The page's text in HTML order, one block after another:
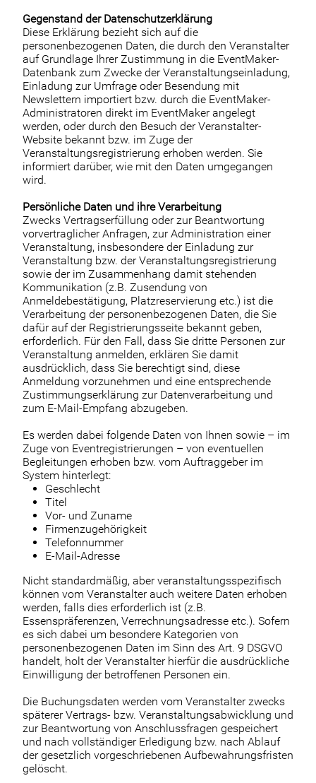
Gegenstand der Datenschutzerklärung
Diese Erklärung bezieht sich auf die
personenbezogenen Daten, die durch den Veranstalter
auf Grundlage Ihrer Zustimmung in die EventMaker-
Datenbank zum Zwecke der Veranstaltungseinladung,
Einladung zur Umfrage oder Besendung mit
Newslettern importiert bzw. durch die EventMaker-
Administratoren direkt im EventMaker angelegt
werden, oder durch den Besuch der Veranstalter-
Website bekannt bzw. im Zuge der
Veranstaltungsregistrierung erhoben werden. Sie
informiert darüber, wie mit den Daten umgegangen
wird.
Persönliche Daten und ihre Verarbeitung
Zwecks Vertragserfüllung oder zur Beantwortung
vorvertraglicher Anfragen, zur Administration einer
Veranstaltung, insbesondere der Einladung zur
Veranstaltung bzw. der Veranstaltungsregistrierung
sowie der im Zusammenhang damit stehenden
Kommunikation (z.B. Zusendung von
Anmeldebestätigung, Platzreservierung etc.) ist die
Verarbeitung der personenbezogenen Daten, die Sie
dafür auf der Registrierungsseite bekannt geben,
erforderlich. Für den Fall, dass Sie dritte Personen zur
Veranstaltung anmelden, erklären Sie damit
ausdrücklich, dass Sie berechtigt sind, diese
Anmeldung vorzunehmen und eine entsprechende
Zustimmungserklärung zur Datenverarbeitung und
zum E-Mail-Empfang abzugeben.
Es werden dabei folgende Daten von Ihnen sowie – im
Zuge von Eventregistrierungen – von eventuellen
Begleitungen erhoben bzw. vom Auftraggeber im
System hinterlegt:
Geschlecht
Titel
Vor- und Zuname
Firmenzugehörigkeit
Telefonnummer
E-Mail-Adresse
Nicht standardmäßig, aber veranstaltungsspezifisch
können vom Veranstalter auch weitere Daten erhoben
werden, falls dies erforderlich ist (z.B.
Essenspräferenzen, Verrechnungsadresse etc.). Sofern
es sich dabei um besondere Kategorien von
personenbezogenen Daten im Sinn des Art. 9 DSGVO
handelt, holt der Veranstalter hierfür die ausdrückliche
Einwilligung der betroffenen Personen ein.
Die Buchungsdaten werden vom Veranstalter zwecks
späterer Vertrags- bzw. Veranstaltungsabwicklung und
zur Beantwortung von Anschlussfragen gespeichert
und nach vollständiger Erledigung bzw. nach Ablauf
der gesetzlich vorgeschriebenen Aufbewahrungsfristen
gelöscht.